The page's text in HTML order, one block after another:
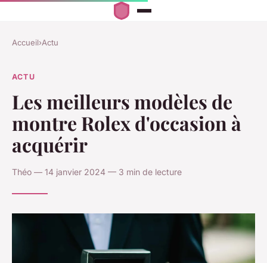
Accueil›Actu
ACTU
Les meilleurs modèles de
montre Rolex d'occasion à
acquérir
Théo — 14 janvier 2024 — 3 min de lecture